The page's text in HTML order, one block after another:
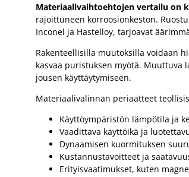
Materiaalivaihtoehtojen vertailu on
rajoittuneen korroosionkeston.
Inconel ja Hastelloy, tarjoavat
Rakenteellisilla muutoksilla voidaan
kasvaa puristuksen myötä. Muuttuva
jousen käyttäytymiseen.
Materiaalivalinnan periaatteet
Käyttöympäristön lämpötila ja
Vaadittava käyttöikä ja
Dynaamisen kuormituksen
Kustannustavoitteet ja
Erityisvaatimukset, kuten